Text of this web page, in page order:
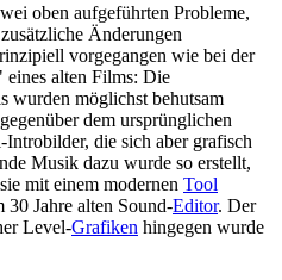
oben aufgeführten Probleme,
Änderungen
vorgegangen wie bei der
alten Films: Die
wurden möglichst behutsam
dem ursprünglichen
die sich aber grafisch
Musik dazu wurde so erstellt,
mit einem modernen Tool
30 Jahre alten Sound-Editor. Der
Level-Grafiken hingegen wurde